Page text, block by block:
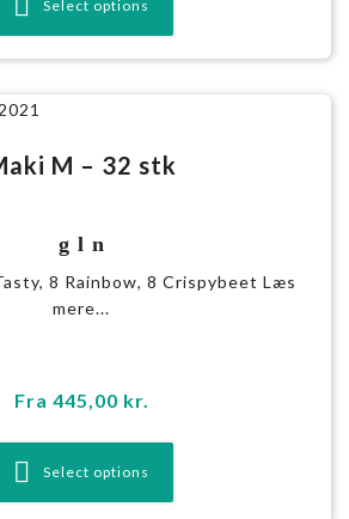
Select options
M – 32 stk
g l n
8 Rainbow, 8 Crispybeet Læs
mere...
Fra 445,00 kr.
Select options